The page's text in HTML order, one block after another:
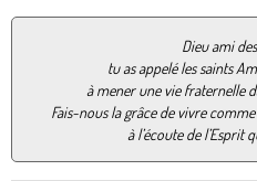
Dieu ami
tu as appelé les saints
à mener une vie fraternelle
Fais-nous la grâce de vivre
à l’écoute de l’Esprit